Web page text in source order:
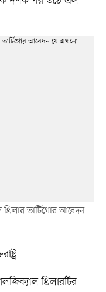
ভার্টিগোর আবেদন
থ্রিলারটির